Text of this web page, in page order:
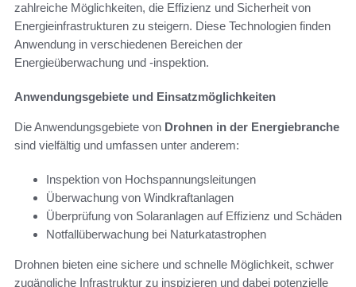
zahlreiche Möglichkeiten, die Effizienz und Sicherheit von
Energieinfrastrukturen zu steigern. Diese Technologien finden
Anwendung in verschiedenen Bereichen der
Energieüberwachung und -inspektion.
Anwendungsgebiete und Einsatzmöglichkeiten
Die Anwendungsgebiete von Drohnen in der Energiebranche
sind vielfältig und umfassen unter anderem:
Inspektion von Hochspannungsleitungen
Überwachung von Windkraftanlagen
Überprüfung von Solaranlagen auf Effizienz und Schäden
Notfallüberwachung bei Naturkatastrophen
Drohnen bieten eine sichere und schnelle Möglichkeit, schwer
zugängliche Infrastruktur zu inspizieren und dabei potenzielle